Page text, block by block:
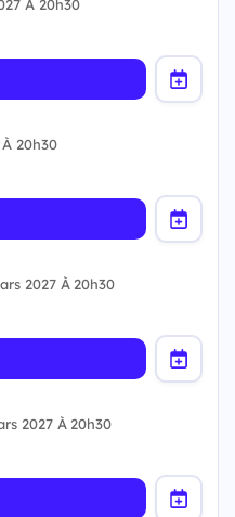
À 20h30
À 20h30
2027 À 20h30
2027 À 20h30